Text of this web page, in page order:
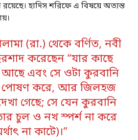
রয়েছে। হাদিস শরিফে এ বিষয়ে অত্যন্ত
(রা.) থেকে বর্ণিত, নবী
করেছেন “যার কাছে
এবং সে ওটা কুরবানি
পোষণ করে, আর জিলহজ
গেছে; সে যেন কুরবানি
চুল ও নখ স্পর্শ না করে
না কাটে)।”